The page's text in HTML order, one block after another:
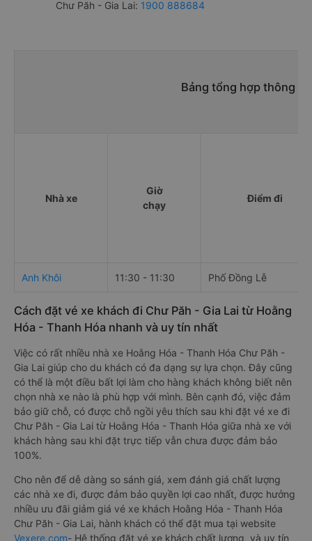
Chư Păh - Gia Lai: 1900 888684
Bảng tổng hợp thông
Nhà xe
Giờ
chạy
Điểm đi
Anh Khôi 11:30 - 11:30 Phố Đồng Lễ
Cách đặt vé xe khách đi Chư Păh - Gia Lai từ Hoằng
Hóa - Thanh Hóa nhanh và uy tín nhất
Việc có rất nhiều nhà xe Hoằng Hóa - Thanh Hóa Chư Păh -
Gia Lai giúp cho du khách có đa dạng sự lựa chọn. Đây cũng
có thể là một điều bất lợi làm cho hàng khách không biết nên
chọn nhà xe nào là phù hợp với mình. Bên cạnh đó, việc đảm
bảo giữ chỗ, có được chỗ ngồi yêu thích sau khi đặt vé xe đi
Chư Păh - Gia Lai từ Hoằng Hóa - Thanh Hóa giữa nhà xe với
khách hàng sau khi đặt trực tiếp vẫn chưa được đảm bảo
100%.
Cho nên để dễ dàng so sánh giá, xem đánh giá chất lượng
các nhà xe đi, được đảm bảo quyền lợi cao nhất, được hưởng
nhiều ưu đãi giảm giá vé xe khách Hoằng Hóa - Thanh Hóa
Chư Păh - Gia Lai, hành khách có thể đặt mua tại website
Vexere.com- Hệ thống đặt vé xe khách chất lượng, và uy tín